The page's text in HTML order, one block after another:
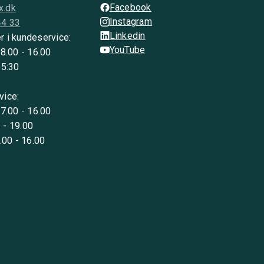
33
i kundeservice:
- 16.00
- 16.00
- 19.00
- 16.00
Facebook
Instagram
Linkedin
YouTube